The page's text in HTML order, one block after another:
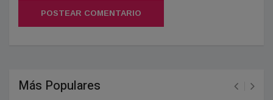
POSTEAR COMENTARIO
Más Populares